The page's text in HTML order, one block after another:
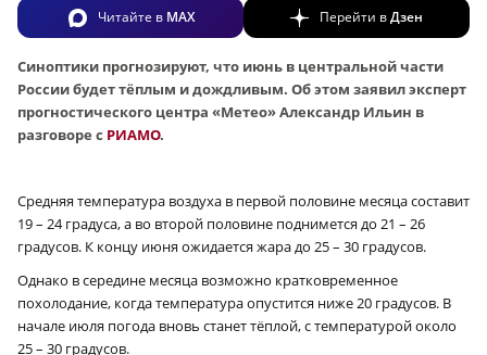
Читайте в MAX Перейти вДзен
Синоптики прогнозируют, что июнь в центральной части
России будет тёплым и дождливым. Об этом заявил эксперт
прогностического центра «Метео» Александр Ильин в
разговоре с РИАМО.
Средняя температура воздуха в первой половине месяца составит
19 – 24 градуса, а во второй половине поднимется до 21 – 26
градусов. К концу июня ожидается жара до 25 – 30 градусов.
Однако в середине месяца возможно кратковременное
похолодание, когда температура опустится ниже 20 градусов. В
начале июля погода вновь станет тёплой, с температурой около
25 – 30 градусов.